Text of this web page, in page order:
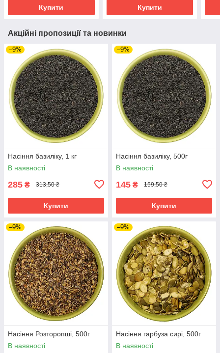
Купити Купити
Акційні пропозиції та новинки
–9%
Насіння базиліку, 1 кг
В наявності
285 ₴ 313,50 ₴
Купити
–9%
Насіння базиліку, 500г
В наявності
145 ₴ 159,50 ₴
Купити
–9%
Насіння Розторопші, 500г
В наявності
–9%
Насіння гарбуза сирі, 500г
В наявності